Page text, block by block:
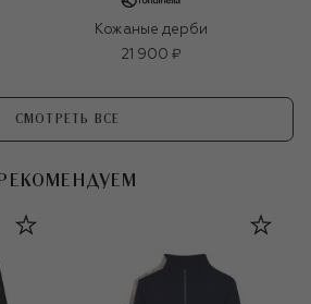
Кожаные дерби
21 900 ₽
СМОТРЕТЬ ВСЕ
РЕКОМЕНДУЕМ